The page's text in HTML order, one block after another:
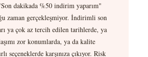
dakikada %50 indirim yaparım"
zaman gerçekleşmiyor. İndirimli son
ya çok az tercih edilen tarihlerde, ya
zor konumlarda, ya da kalite
seçeneklerde karşınıza çıkıyor. Risk